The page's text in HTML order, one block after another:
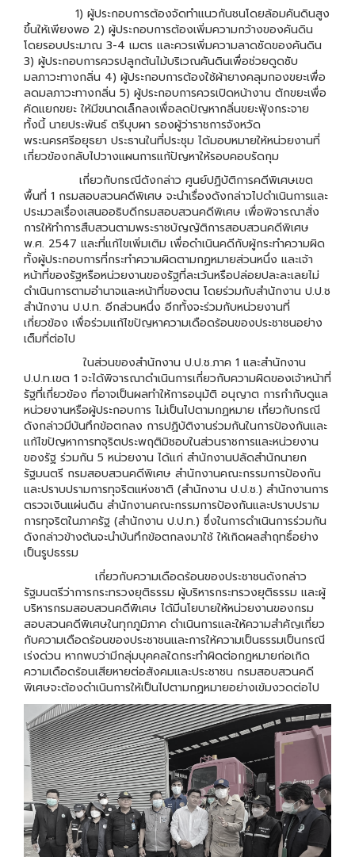
1) ผู้ประกอบการต้องจัดทำแนวกันชนโดยล้อมคันดินสูง
ขึ้นให้เพียงพอ 2) ผู้ประกอบการต้องเพิ่มความกว้างของคันดิน
โดยรอบประมาณ 3-4 เมตร และควรเพิ่มความลาดชัดของคันดิน
3) ผู้ประกอบการควรปลูกต้นไม้บริเวณคันดินเพื่อช่วยดูดซับ
มลภาวะทางกลิ่น 4) ผู้ประกอบการต้องใช้ผ้ายางคลุมกองขยะเพื่อ
ลดมลภาวะทางกลิ่น 5) ผู้ประกอบการควรเปิดหน้างาน ตักขยะเพื่อ
คัดแยกขยะ ให้มีขนาดเล็กลงเพื่อลดปัญหากลิ่นขยะฟุ้งกระจาย
ทั้งนี้ นายประพันธ์ ตรีบุบผา รองผู้ว่าราชการจังหวัด
พระนครศรีอยุธยา ประธานในที่ประชุม ได้มอบหมายให้หน่วยงานที่
เกี่ยวข้องกลับไปวางแผนการแก้ปัญหาให้รอบคอบรัดกุม
เกี่ยวกับกรณีดังกล่าว ศูนย์ปฏิบัติการคดีพิเศษเขต
พื้นที่ 1 กรมสอบสวนคดีพิเศษ จะนำเรื่องดังกล่าวไปดำเนินการและ
ประมวลเรื่องเสนออธิบดีกรมสอบสวนคดีพิเศษ เพื่อพิจารณาสั่ง
การให้ทำการสืบสวนตามพระราชบัญญัติการสอบสวนคดีพิเศษ
พ.ศ. 2547 และที่แก้ไขเพิ่มเติม เพื่อดำเนินคดีกับผู้กระทำความผิด
ทั้งผู้ประกอบการที่กระทำความผิดตามกฏหมายส่วนหนึ่ง และเจ้า
หน้าที่ของรัฐหรือหน่วยงานของรัฐที่ละเว้นหรือปล่อยปละละเลยไม่
ดำเนินการตามอำนาจและหน้าที่ของตน โดยร่วมกับสำนักงาน ป.ป.ช
สำนักงาน ป.ป.ท. อีกส่วนหนึ่ง อีกทั้งจะร่วมกับหน่วยงานที่
เกี่ยวข้อง เพื่อร่วมแก้ไขปัญหาความเดือดร้อนของประชาชนอย่าง
เต็มที่ต่อไป
ในส่วนของสำนักงาน ป.ป.ช.ภาค 1 และสำนักงาน
ป.ป.ท.เขต 1 จะได้พิจารณาดำเนินการเกี่ยวกับความผิดของเจ้าหน้าที่
รัฐที่เกี่ยวข้อง ที่อาจเป็นผลทำให้การอนุมัติ อนุญาต การกำกับดูแล
หน่วยงานหรือผู้ประกอบการ ไม่เป็นไปตามกฏหมาย เกี่ยวกับกรณี
ดังกล่าวมีบันทึกข้อตกลง การปฏิบัติงานร่วมกันในการป้องกันและ
แก้ไขปัญหาการทจุริตประพฤติมิชอบในส่วนราชการและหน่วยงาน
ของรัฐ ร่วมกัน 5 หน่วยงาน ได้แก่ สำนักงานปลัดสำนักนายก
รัฐมนตรี กรมสอบสวนคดีพิเศษ สำนักงานคณะกรรมการป้องกัน
และปราบปรามการทุจริตแห่งชาติ (สำนักงาน ป.ป.ช.) สำนักงานการ
ตรวจเงินแผ่นดิน สำนักงานคณะกรรมการป้องกันและปราบปราม
การทุจริตในภาครัฐ (สำนักงาน ป.ป.ท.) ซึ่งในการดำเนินการร่วมกัน
ดังกล่าวข้างต้นจะนำบันทึกข้อตกลงมาใช้ ให้เกิดผลสำฤทธิ์อย่าง
เป็นรูปธรรม
เกี่ยวกับความเดือดร้อนของประชาชนดังกล่าว
รัฐมนตรีว่าการกระทรวงยุติธรรม ผู้บริหารกระทรวงยุติธรรม และผู้
บริหารกรมสอบสวนคดีพิเศษ ได้มีนโยบายให้หน่วยงานของกรม
สอบสวนคดีพิเศษในทุกภูมิภาค ดำเนินการและให้ความสำคัญเกี่ยว
กับความเดือดร้อนของประชาชนและการให้ความเป็นธรรมเป็นกรณี
เร่งด่วน หากพบว่ามีกลุ่มบุคคลใดกระทำผิดต่อกฎหมายก่อเกิด
ความเดือดร้อนเสียหายต่อสังคมและประชาชน กรมสอบสวนคดี
พิเศษจะต้องดำเนินการให้เป็นไปตามกฏหมายอย่างเข้มงวดต่อไป